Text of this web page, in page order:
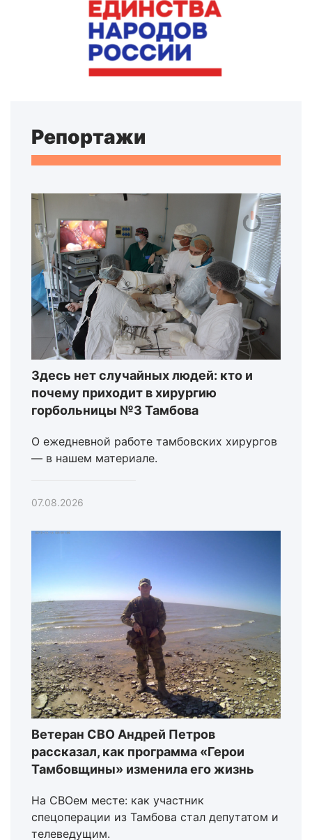
Репортажи
Здесь нет случайных людей: кто и
почему приходит в хирургию
горбольницы №3 Тамбова
О ежедневной работе тамбовских хирургов
— в нашем материале.
07.08.2026
Ветеран СВО Андрей Петров
рассказал, как программа «Герои
Тамбовщины» изменила его жизнь
На СВОем месте: как участник
спецоперации из Тамбова стал депутатом и
телеведущим.